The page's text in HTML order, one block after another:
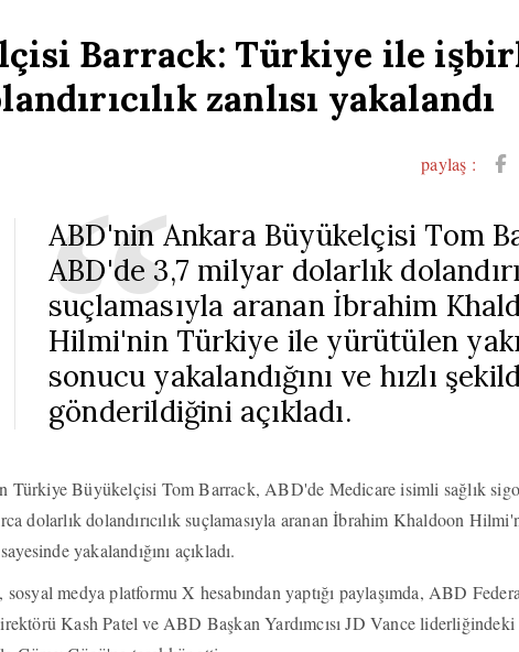
Barrack: Türkiye ile
zanlısı yakalandı
paylaş :
ABD'nin Ankara Büyükelçisi Tom
ABD'de 3,7 milyar dolarlık
suçlamasıyla aranan İbrahim
Hilmi'nin Türkiye ile yürütülen
sonucu yakalandığını ve hızlı
gönderildiğini açıkladı.
Türkiye Büyükelçisi Tom Barrack, ABD'de Medicare isimli sağlık
dolarlık dolandırıcılık suçlamasıyla aranan İbrahim Khaldoon
yakalandığını açıkladı.
sosyal medya platformu X hesabından yaptığı paylaşımda, ABD
Kash Patel ve ABD Başkan Yardımcısı JD Vance liderliğindeki